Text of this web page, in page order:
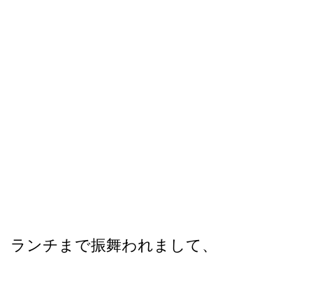
ランチまで振舞われまして、